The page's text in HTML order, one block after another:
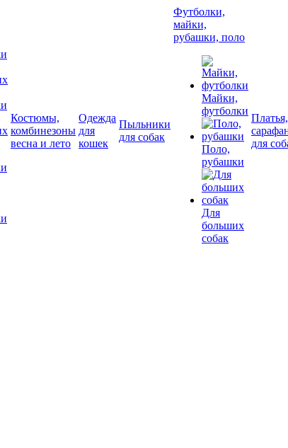
Костюмы,
комбинезоны
весна и лето
Одежда
для
кошек
Пыльники
для собак
Футболки,
майки,
рубашки, поло
Майки,
футболки
Поло,
рубашки
Для
больших
собак
Платья,
для